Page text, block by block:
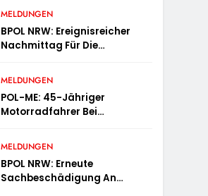
Ermittelt Und Warnt
MELDUNGEN
BPOL NRW: Ereignisreicher
Nachmittag Für Die
Weniger Stunden Gleich Zwei
Haftbefehle Vollstreckt
MELDUNGEN
POL-ME: 45-Jähriger
Motorradfahrer Bei
2606078
MELDUNGEN
BPOL NRW: Erneute
Sachbeschädigung An